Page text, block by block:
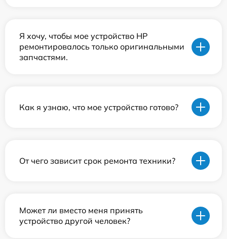
Я хочу, чтобы мое устройство HP
ремонтировалось только оригинальными
запчастями.
Как я узнаю, что мое устройство готово?
От чего зависит срок ремонта техники?
Может ли вместо меня принять
устройство другой человек?